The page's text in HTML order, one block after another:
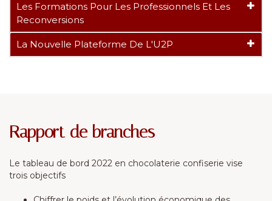
Les Formations Pour Les Professionnels Et Les
Reconversions
La Nouvelle Plateforme De L'U2P
Rapport de branches
Le tableau de bord 2022 en chocolaterie confiserie vise
trois objectifs